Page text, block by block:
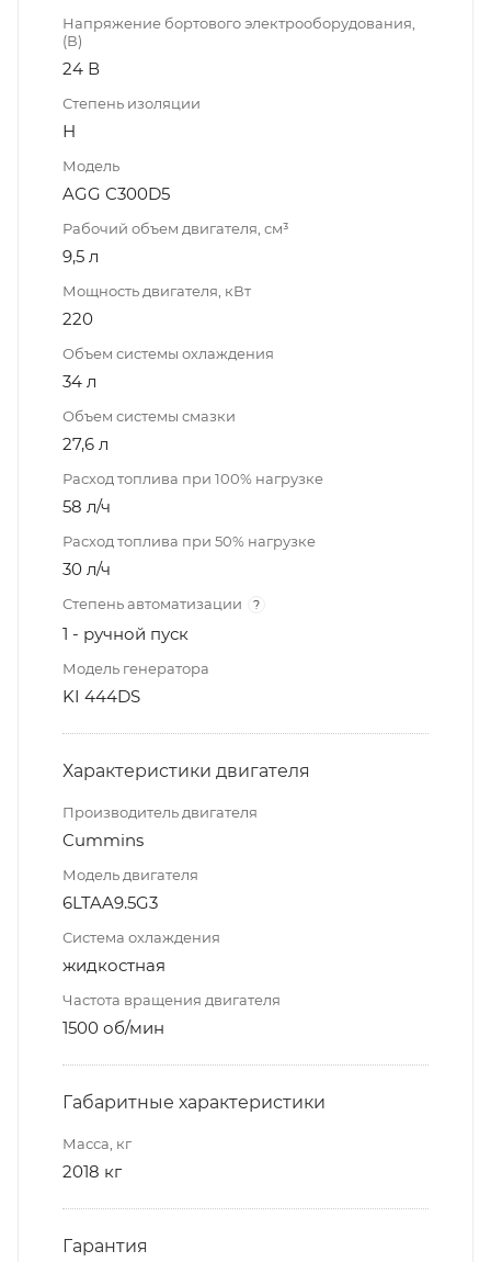
Напряжение бортового электрооборудования,
(В)
24 В
Степень изоляции
Н
Модель
AGG C300D5
Рабочий объем двигателя, см³
9,5 л
Мощность двигателя, кВт
220
Объем системы охлаждения
34 л
Объем системы смазки
27,6 л
Расход топлива при 100% нагрузке
58 л/ч
Расход топлива при 50% нагрузке
30 л/ч
Степень автоматизации ?
1 - ручной пуск
Модель генератора
KI 444DS
Характеристики двигателя
Производитель двигателя
Cummins
Модель двигателя
6LTAA9.5G3
Система охлаждения
жидкостная
Частота вращения двигателя
1500 об/мин
Габаритные характеристики
Масса, кг
2018 кг
Гарантия